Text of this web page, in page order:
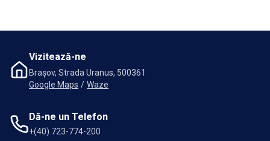
Vizitează-ne
Brașov, Strada Uranus, 500361
Google Maps / Waze
Dă-ne un Telefon
+(40) 723-774-200